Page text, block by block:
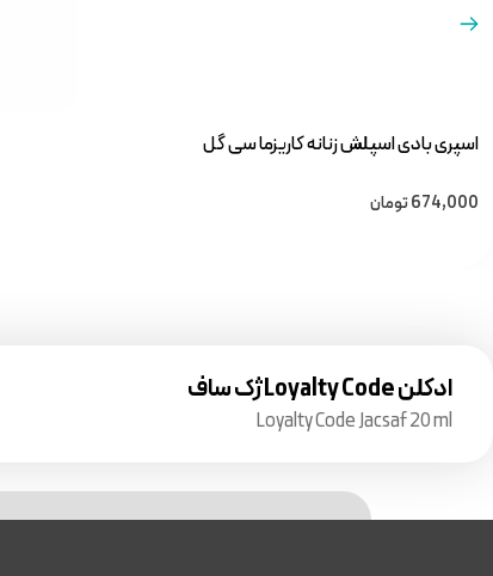
اسپری بادی اسپلش زنانه کاریزما سی گل
674,000تومان
ادکلن Loyalty Code ژک ساف
Loyalty Code Jacsaf 20 ml